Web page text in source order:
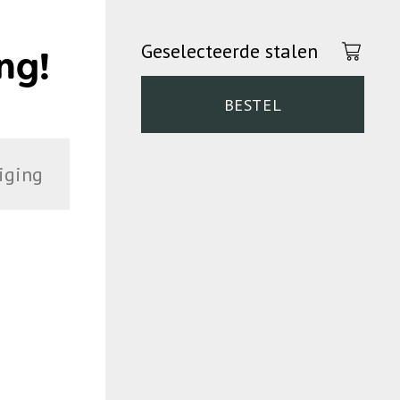
Geselecteerde stalen
BESTEL